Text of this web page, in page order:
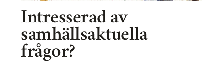
Intresserad av
samhällsaktuella
frågor?